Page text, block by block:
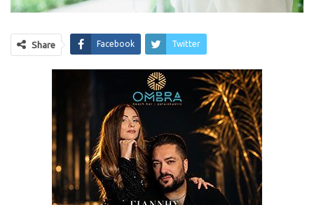
Share Facebook Twitter